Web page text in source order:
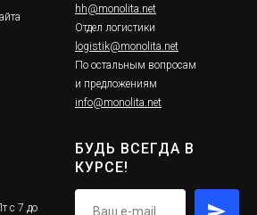
hh@monolita.net
Отдел логистики
logistik@monolita.net
По остальным вопросам
и предложениям
info@monolita.net
с 7 до
БУДЬ ВСЕГДА В
КУРСЕ!